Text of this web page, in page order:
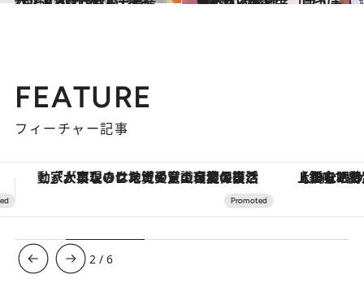
2021.1.16
かわいい瓶と缶、見つけました 旬を贈る「フルーツの瓶」9選
グルメ
FEATURE
フィーチャー記事
【銀座で出合う最旬美容】美髪ケアや上質な眠り…セルフケアのアップデートから、特別な名入れギフトまで。大人のための「ReFa GINZA」クルーズ ヴァシュロン・コンスタンタ
3 /6